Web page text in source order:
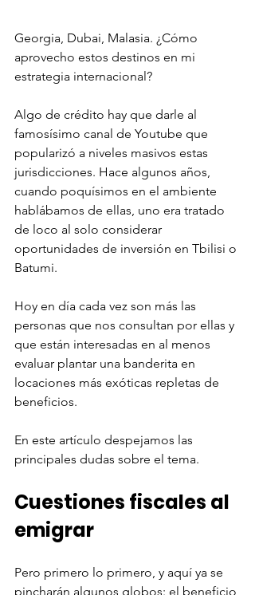
Georgia, Dubai, Malasia. ¿Cómo
aprovecho estos destinos en mi
estrategia internacional?
Algo de crédito hay que darle al
famosísimo canal de Youtube que
popularizó a niveles masivos estas
jurisdicciones. Hace algunos años,
cuando poquísimos en el ambiente
hablábamos de ellas, uno era tratado
de loco al solo considerar
oportunidades de inversión en Tbilisi o
Batumi.
Hoy en día cada vez son más las
personas que nos consultan por ellas y
que están interesadas en al menos
evaluar plantar una banderita en
locaciones más exóticas repletas de
beneficios.
En este artículo despejamos las
principales dudas sobre el tema.
Cuestiones fiscales al
emigrar
Pero primero lo primero, y aquí ya se
pincharán algunos globos: el beneficio